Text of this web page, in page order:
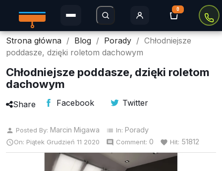
0
Rolety Dzień i Noc
Rolety w kasecie
Rolety zaciemniające
Rolety Thermo
Strona główna Blog Porady
Chłodniejsze
poddasze, dzięki roletom dachowym
Chłodniejsze poddasze, dzięki roletom
dachowym
Share Facebook Twitter
person Posted By: Marcin Migawa list In: Porady
On: Piątek Grudzień 11 2020 comment Comment: 0 favorite Hit: 51812